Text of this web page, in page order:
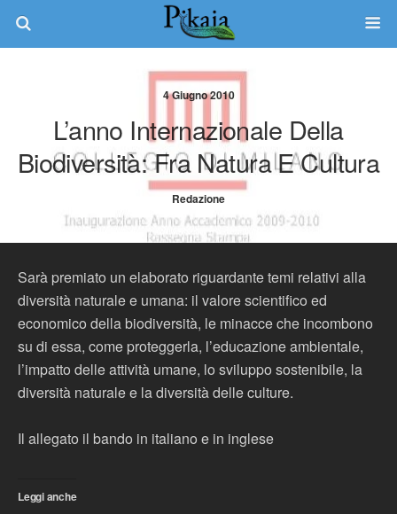
4 Giugno 2010
L’anno Internazionale Della
Biodiversità: Fra Natura E Cultura
Redazione
Sarà premiato un elaborato riguardante temi relativi alla
diversità naturale e umana: il valore scientifico ed
economico della biodiversità, le minacce che incombono
su di essa, come proteggerla, l’educazione ambientale,
l’impatto delle attività umane, lo sviluppo sostenibile, la
diversità naturale e la diversità delle culture.
Il allegato il bando in italiano e in inglese
Leggi anche